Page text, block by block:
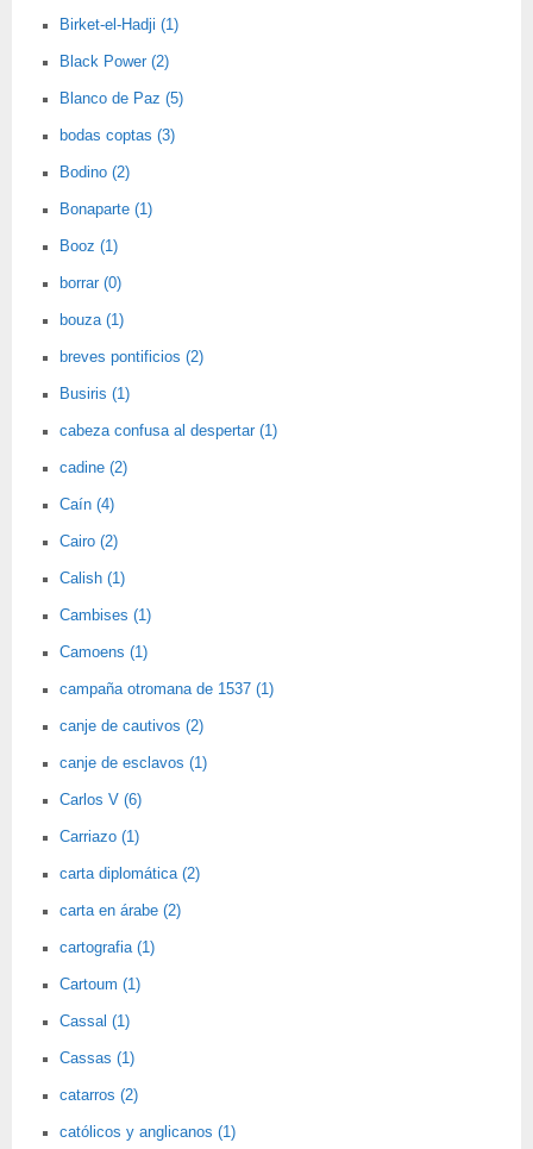
Birket-el-Hadji (1)
Black Power (2)
Blanco de Paz (5)
bodas coptas (3)
Bodino (2)
Bonaparte (1)
Booz (1)
borrar (0)
bouza (1)
breves pontificios (2)
Busiris (1)
cabeza confusa al despertar (1)
cadine (2)
Caín (4)
Cairo (2)
Calish (1)
Cambises (1)
Camoens (1)
campaña otromana de 1537 (1)
canje de cautivos (2)
canje de esclavos (1)
Carlos V (6)
Carriazo (1)
carta diplomática (2)
carta en árabe (2)
cartografia (1)
Cartoum (1)
Cassal (1)
Cassas (1)
catarros (2)
católicos y anglicanos (1)